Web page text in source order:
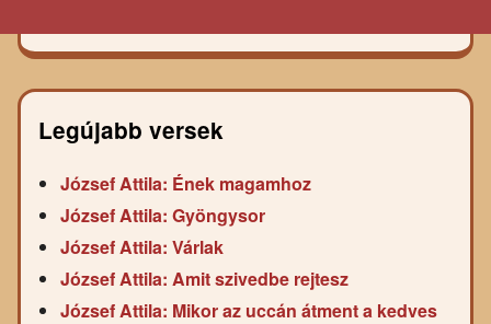
Legújabb versek
József Attila: Ének magamhoz
József Attila: Gyöngysor
József Attila: Várlak
József Attila: Amit szivedbe rejtesz
József Attila: Mikor az uccán átment a kedves